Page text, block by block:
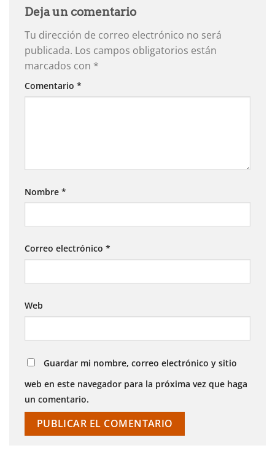
Deja un comentario
Tu dirección de correo electrónico no será
publicada. Los campos obligatorios están
marcados con *
Comentario *
Nombre *
Correo electrónico *
Web
Guardar mi nombre, correo electrónico y sitio
web en este navegador para la próxima vez que haga
un comentario.